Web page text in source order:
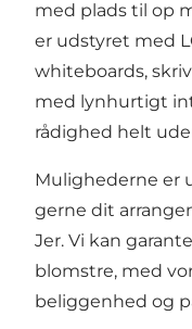
med plads til op
er udstyret med
whiteboards,
med lynhurtigt
rådighed helt
Mulighederne er
gerne dit
Jer. Vi kan
blomstre, med
beliggenhed og